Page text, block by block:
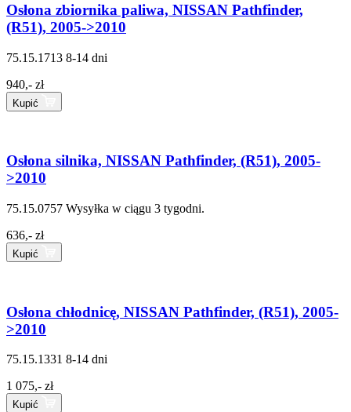
Osłona zbiornika paliwa, NISSAN Pathfinder,
(R51), 2005->2010
75.15.1713 8-14 dni
940,- zł
Kupić
Osłona silnika, NISSAN Pathfinder, (R51), 2005-
>2010
75.15.0757 Wysyłka w ciągu 3 tygodni.
636,- zł
Kupić
Osłona chłodnicę, NISSAN Pathfinder, (R51), 2005-
>2010
75.15.1331 8-14 dni
1 075,- zł
Kupić